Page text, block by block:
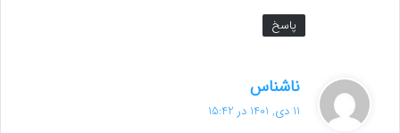
پاسخ
ناشناس
11 دی, 1401 در 15:42